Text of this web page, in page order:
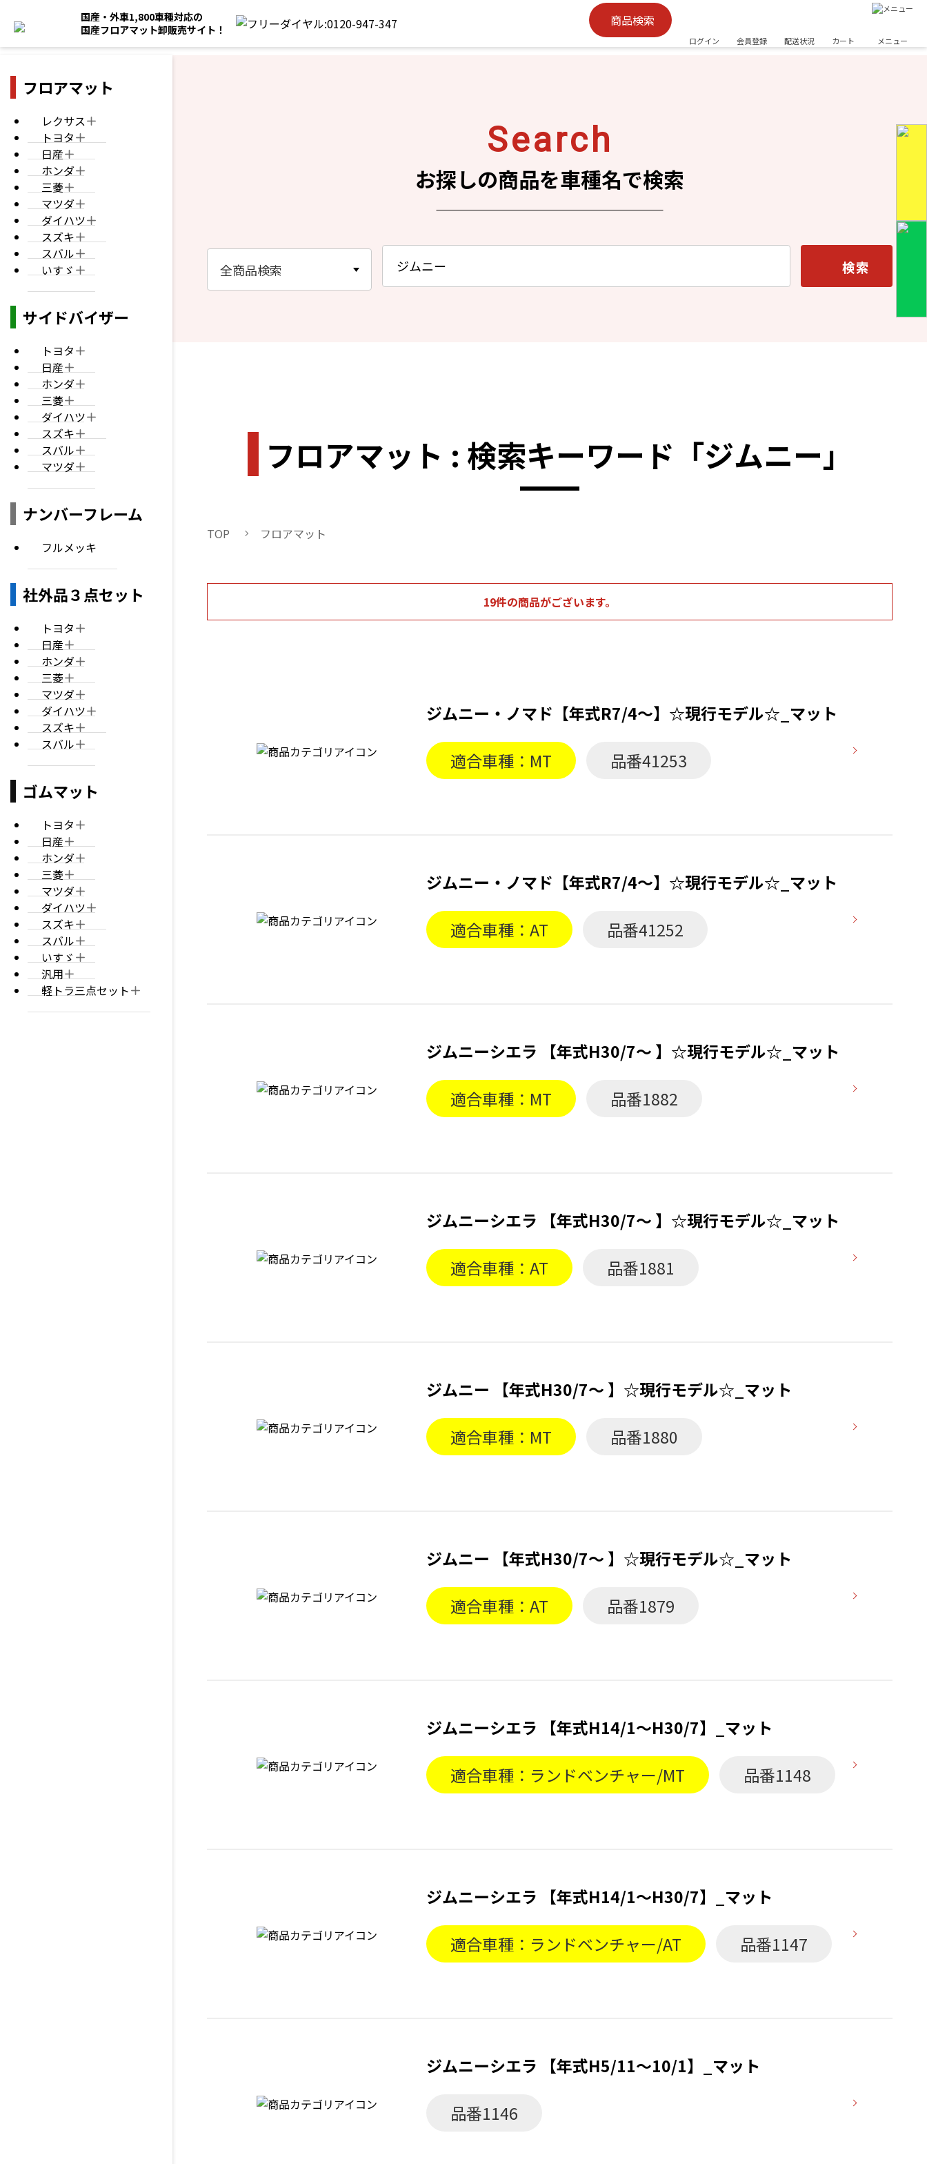
国産・外車1,800車種対応の
国産フロアマット卸販売サイト！
商品検索
ログイン 会員登録 配送状況 カート メニュー
フロアマット
レクサス
トヨタ
日産
ホンダ
三菱
マツダ
ダイハツ
スズキ
スバル
いすゞ
サイドバイザー
トヨタ
日産
ホンダ
三菱
ダイハツ
スズキ
スバル
マツダ
ナンバーフレーム
フルメッキ
社外品３点セット
トヨタ
日産
ホンダ
三菱
マツダ
ダイハツ
スズキ
スバル
ゴムマット
トヨタ
日産
ホンダ
三菱
マツダ
ダイハツ
スズキ
スバル
いすゞ
汎用
軽トラ三点セット
Search
お探しの商品を車種名で検索
フロアマット : 検索キーワード「ジムニー」
TOP フロアマット
19件の商品がございます。
ジムニー・ノマド【年式R7/4〜】☆現行モデル☆_マット
適合車種：MT 品番41253
ジムニー・ノマド【年式R7/4〜】☆現行モデル☆_マット
適合車種：AT 品番41252
ジムニーシエラ 【年式H30/7〜 】☆現行モデル☆_マット
適合車種：MT 品番1882
ジムニーシエラ 【年式H30/7〜 】☆現行モデル☆_マット
適合車種：AT 品番1881
ジムニー 【年式H30/7〜 】☆現行モデル☆_マット
適合車種：MT 品番1880
ジムニー 【年式H30/7〜 】☆現行モデル☆_マット
適合車種：AT 品番1879
ジムニーシエラ 【年式H14/1〜H30/7】_マット
適合車種：ランドベンチャー/MT 品番1148
ジムニーシエラ 【年式H14/1〜H30/7】_マット
適合車種：ランドベンチャー/AT 品番1147
ジムニーシエラ 【年式H5/11〜10/1】_マット
品番1146